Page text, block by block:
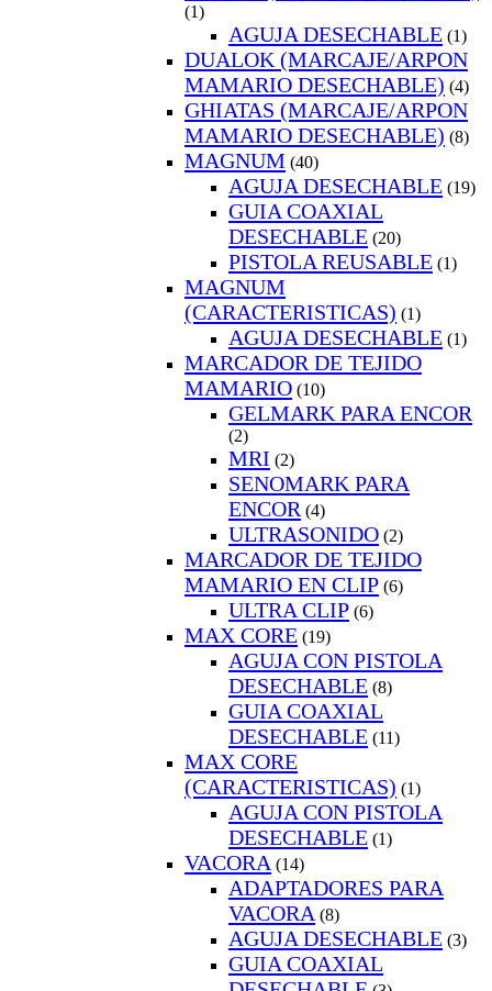
(1)
AGUJA DESECHABLE (1)
DUALOK (MARCAJE/ARPON
MAMARIO DESECHABLE) (4)
GHIATAS (MARCAJE/ARPON
MAMARIO DESECHABLE) (8)
MAGNUM (40)
AGUJA DESECHABLE (19)
GUIA COAXIAL
DESECHABLE (20)
PISTOLA REUSABLE (1)
MAGNUM
(CARACTERISTICAS) (1)
AGUJA DESECHABLE (1)
MARCADOR DE TEJIDO
MAMARIO (10)
GELMARK PARA ENCOR
(2)
MRI (2)
SENOMARK PARA
ENCOR (4)
ULTRASONIDO (2)
MARCADOR DE TEJIDO
MAMARIO EN CLIP (6)
ULTRA CLIP (6)
MAX CORE (19)
AGUJA CON PISTOLA
DESECHABLE (8)
GUIA COAXIAL
DESECHABLE (11)
MAX CORE
(CARACTERISTICAS) (1)
AGUJA CON PISTOLA
DESECHABLE (1)
VACORA (14)
ADAPTADORES PARA
VACORA (8)
AGUJA DESECHABLE (3)
GUIA COAXIAL